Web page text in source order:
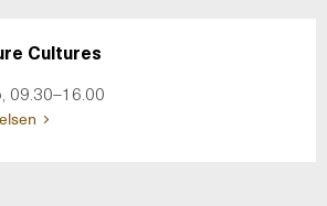
Cultures
09.30–16.00